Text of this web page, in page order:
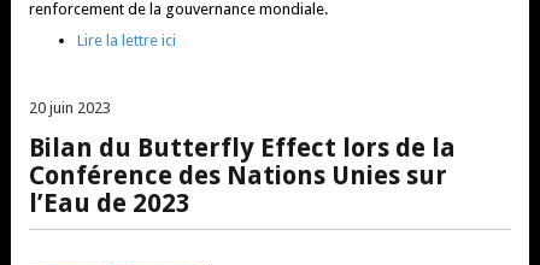
renforcement de la gouvernance mondiale.
Lire la lettre ici
20 juin 2023
Bilan du Butterfly Effect lors de la
Conférence des Nations Unies sur
l’Eau de 2023